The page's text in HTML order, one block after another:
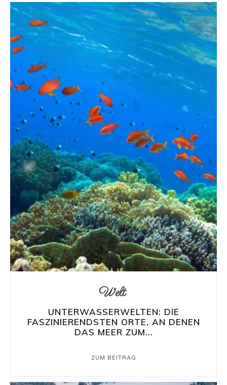
Welt
UNTERWASSERWELTEN: DIE
FASZINIERENDSTEN ORTE, AN DENEN
DAS MEER ZUM...
ZUM BEITRAG